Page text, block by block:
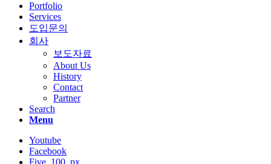
Portfolio
Services
도입문의
회사
보도자료
About Us
History
Contact
Partner
Search
Menu
Youtube
Facebook
Five_100_px